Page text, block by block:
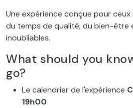
Une expérience conçue pour
du temps de qualité, du bien-être
inoubliables.
What should you
go?
Le calendrier de l'expérience
19h00